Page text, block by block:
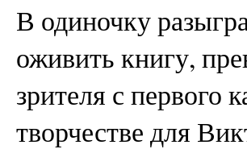
В одиночку
оживить книгу,
зрителя с первого
творчестве для